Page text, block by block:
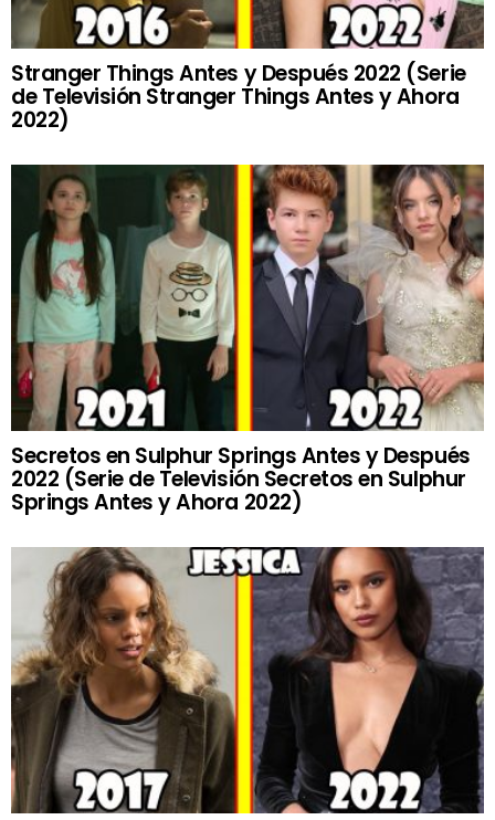
Stranger Things Antes y Después 2022 (Serie
de Televisión Stranger Things Antes y Ahora
2022)
Secretos en Sulphur Springs Antes y Después
2022 (Serie de Televisión Secretos en Sulphur
Springs Antes y Ahora 2022)